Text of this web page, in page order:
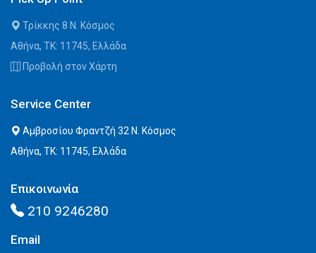
Τρίκκης 8 Ν. Κόσμος
Αθήνα, ΤΚ: 11745, Ελλάδα
Προβολή στον Χάρτη
Service Center
Αμβροσίου Φραντζή 32 Ν. Κόσμος
Αθήνα, ΤΚ: 11745, Ελλάδα
Επικοινωνία
210 9246280
Email